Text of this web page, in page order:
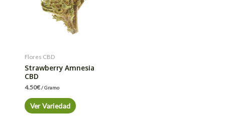
Flores CBD
Strawberry Amnesia
CBD
4.50€/ Gramo
Ver Variedad